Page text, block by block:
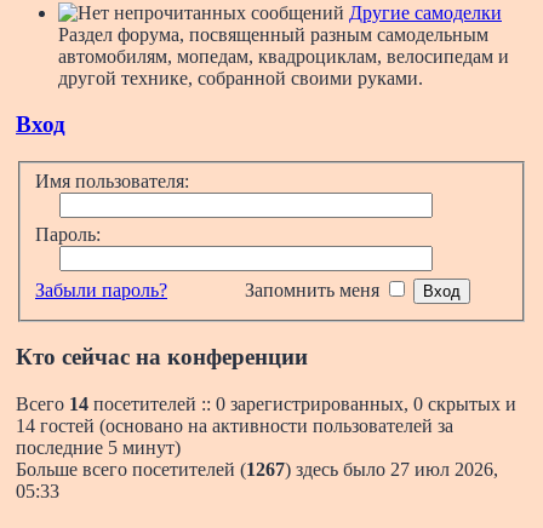
Другие самоделки
Раздел форума, посвященный разным самодельным
автомобилям, мопедам, квадроциклам, велосипедам и
другой технике, собранной своими руками.
Вход
Имя пользователя:
Пароль:
Забыли пароль? Запомнить меня
Кто сейчас на конференции
Всего 14 посетителей :: 0 зарегистрированных, 0 скрытых и
14 гостей (основано на активности пользователей за
последние 5 минут)
Больше всего посетителей (1267) здесь было 27 июл 2026,
05:33